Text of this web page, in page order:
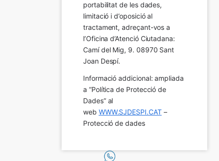
portabilitat de les dades,
limitació i d’oposició al
tractament, adreçant-vos a
l’Oficina d’Atenció Ciutadana:
Camí del Mig, 9. 08970 Sant
Joan Despí.
Informació addicional: ampliada
a “Política de Protecció de
Dades” al
web WWW.SJDESPI.CAT –
Protecció de dades